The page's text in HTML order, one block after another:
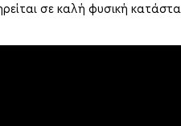
σε καλή φυσική